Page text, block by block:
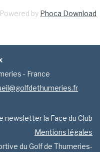
Powered by Phoca Download
- France
newsletter la Face du Club
Mentions légales
du Golf de Thumeries-